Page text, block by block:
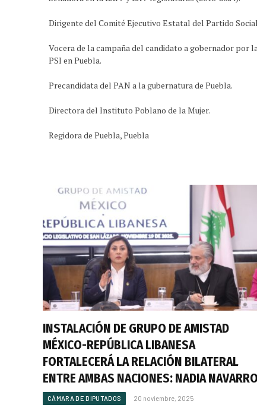
Dirigente del Comité Ejecutivo Estatal del Partido
Vocera de la campaña del candidato a gobernador por
PSI en Puebla.
Precandidata del PAN a la gubernatura de Puebla.
Directora del Instituto Poblano de la Mujer.
Regidora de Puebla, Puebla
INSTALACIÓN DE GRUPO DE AMISTAD
MÉXICO-REPÚBLICA LIBANESA
FORTALECERÁ LA RELACIÓN BILATERAL
ENTRE AMBAS NACIONES: NADIA NAVARRO
CÁMARA DE DIPUTADOS 20 noviembre, 2025